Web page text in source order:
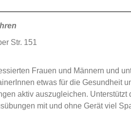
Str. 151
Frauen und Männern und
etwas für die Gesundheit
aktiv auszugleichen.
mit und ohne Gerät viel